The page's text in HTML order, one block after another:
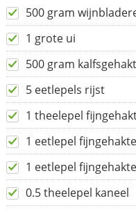
500 gram
1 grote ui
500 gram kalfsgehakt
5 eetlepels rijst
1 theelepel
1 eetlepel
1 eetlepel
0.5 theelepel kaneel